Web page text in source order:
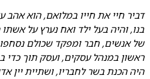
דביר חיי את חייו במלואם, הוא
בנו,והיה בעל ילד ואח נערץ על אשתו
של אנשים, חבר ומפקד שכולם נסחפו
ראשון במנהל עסקים, ועסק תוך כדי
היה הכנת בשר לחבריו, ושתיית יין